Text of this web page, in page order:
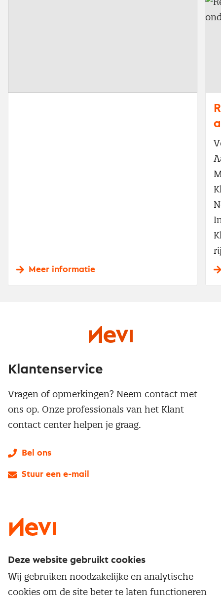
Meer informatie
Service & contact
Populaire thema's
Klantenservice
Vragen of opmerkingen? Neem contact met
ons op. Onze professionals van het Klant
contact center helpen je graag.
Bel ons
Stuur een e-mail
Deze website gebruikt cookies
Wij gebruiken noodzakelijke en analytische
cookies om de site beter te laten functioneren